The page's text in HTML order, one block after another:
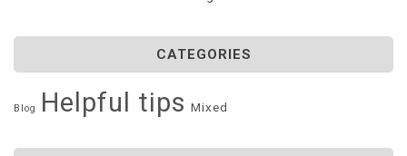
CATEGORIES
Blog Helpful tips Mixed